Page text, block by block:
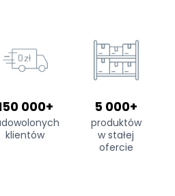
000+
klientów
5 000+
produktów
w stałej
ofercie